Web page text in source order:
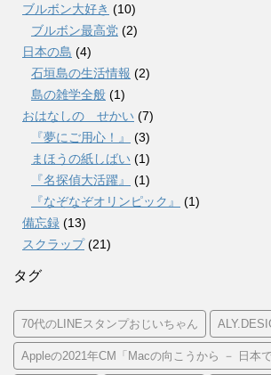
ブルボン大好き (10)
ブルボン最高党 (2)
日本の島 (4)
石垣島の生活情報 (2)
島の雑学全般 (1)
おはなしの せかい (7)
『夢にご用心！』
(3)
まほうの紙しばい (1)
『名探偵大活躍』
(1)
『なぞなぞオリンピック』
(1)
備忘録 (13)
スクラップ(21)
タグ
70代のLINEスタンプおじいちゃん
Appleの2021年CM「Macの向こうから － 日本